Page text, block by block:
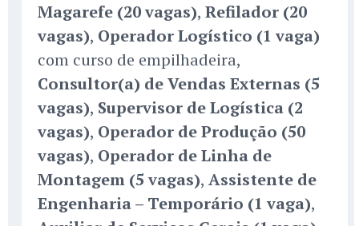
Magarefe (20 vagas), Refilador (20
vagas), Operador Logístico (1 vaga)
com curso de empilhadeira,
Consultor(a) de Vendas Externas (5
vagas), Supervisor de Logística (2
vagas), Operador de Produção (50
vagas), Operador de Linha de
Montagem (5 vagas), Assistente de
Engenharia – Temporário (1 vaga),